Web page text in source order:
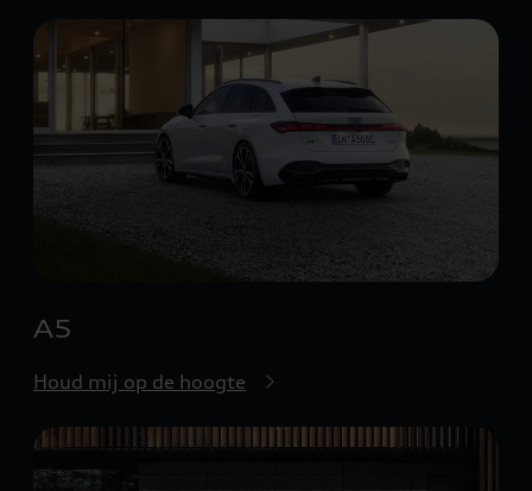
A5
Houd mij op de hoogte